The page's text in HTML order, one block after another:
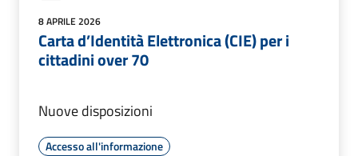
8 APRILE 2026
Carta d’Identità Elettronica (CIE) per i
cittadini over 70
Nuove disposizioni
Accesso all'informazione